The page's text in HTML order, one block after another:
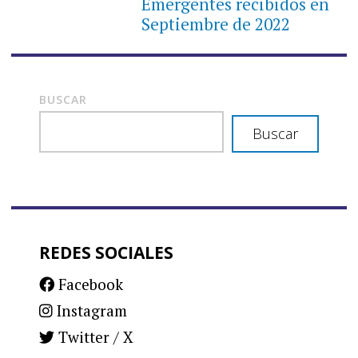
Septiembre de 2022
BUSCAR
Buscar
REDES SOCIALES
Facebook
Instagram
Twitter / X